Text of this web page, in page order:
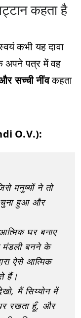
कहता है
कभी यह दावा
अपने पत्र में वह
सच्ची नींवकहता
O.V.):
मनुष्यों ने तो
चुना हुआ और
घर बनाए
मंडली बनने के
ऐसे आत्मिक
हैं।
मैं सिय्योन में
रखता हूँ, और